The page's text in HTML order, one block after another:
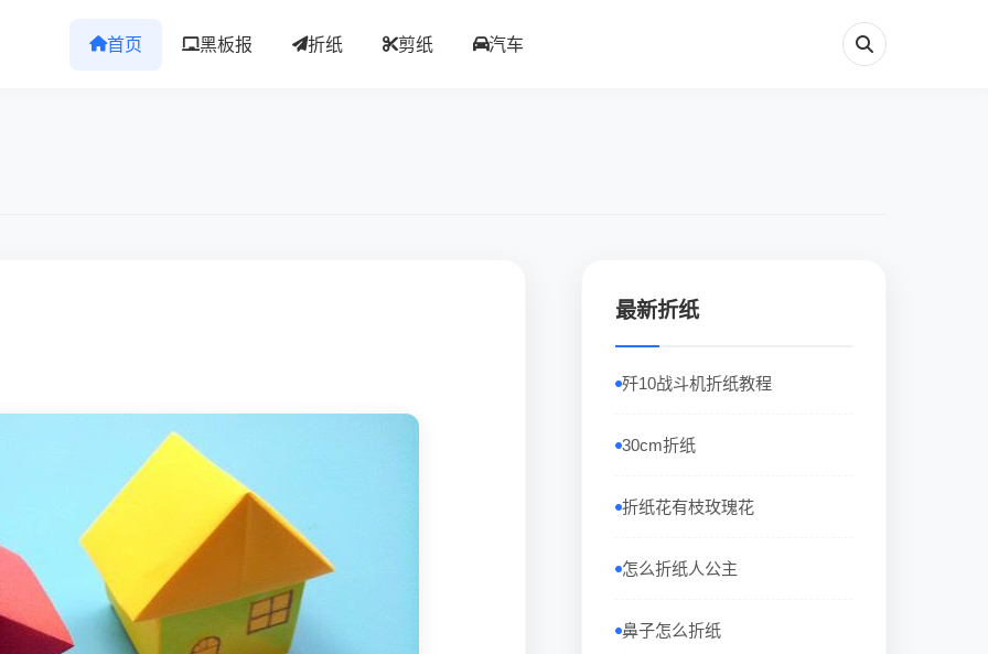
首页 黑板报 折纸 剪纸 汽车
最新折纸
歼10战斗机折纸教程
30cm折纸
折纸花有枝玫瑰花
怎么折纸人公主
鼻子怎么折纸